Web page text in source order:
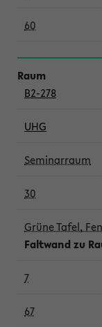
60
B2-278
UHG
Seminarraum
30
Grüne Tafel,
Faltwand zu
7
67